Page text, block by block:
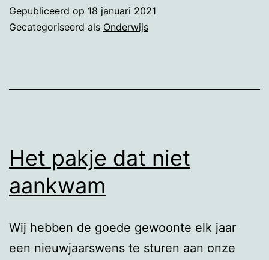
Gepubliceerd op 18 januari 2021
Gecategoriseerd als Onderwijs
Het pakje dat niet
aankwam
Wij hebben de goede gewoonte elk jaar
een nieuwjaarswens te sturen aan onze